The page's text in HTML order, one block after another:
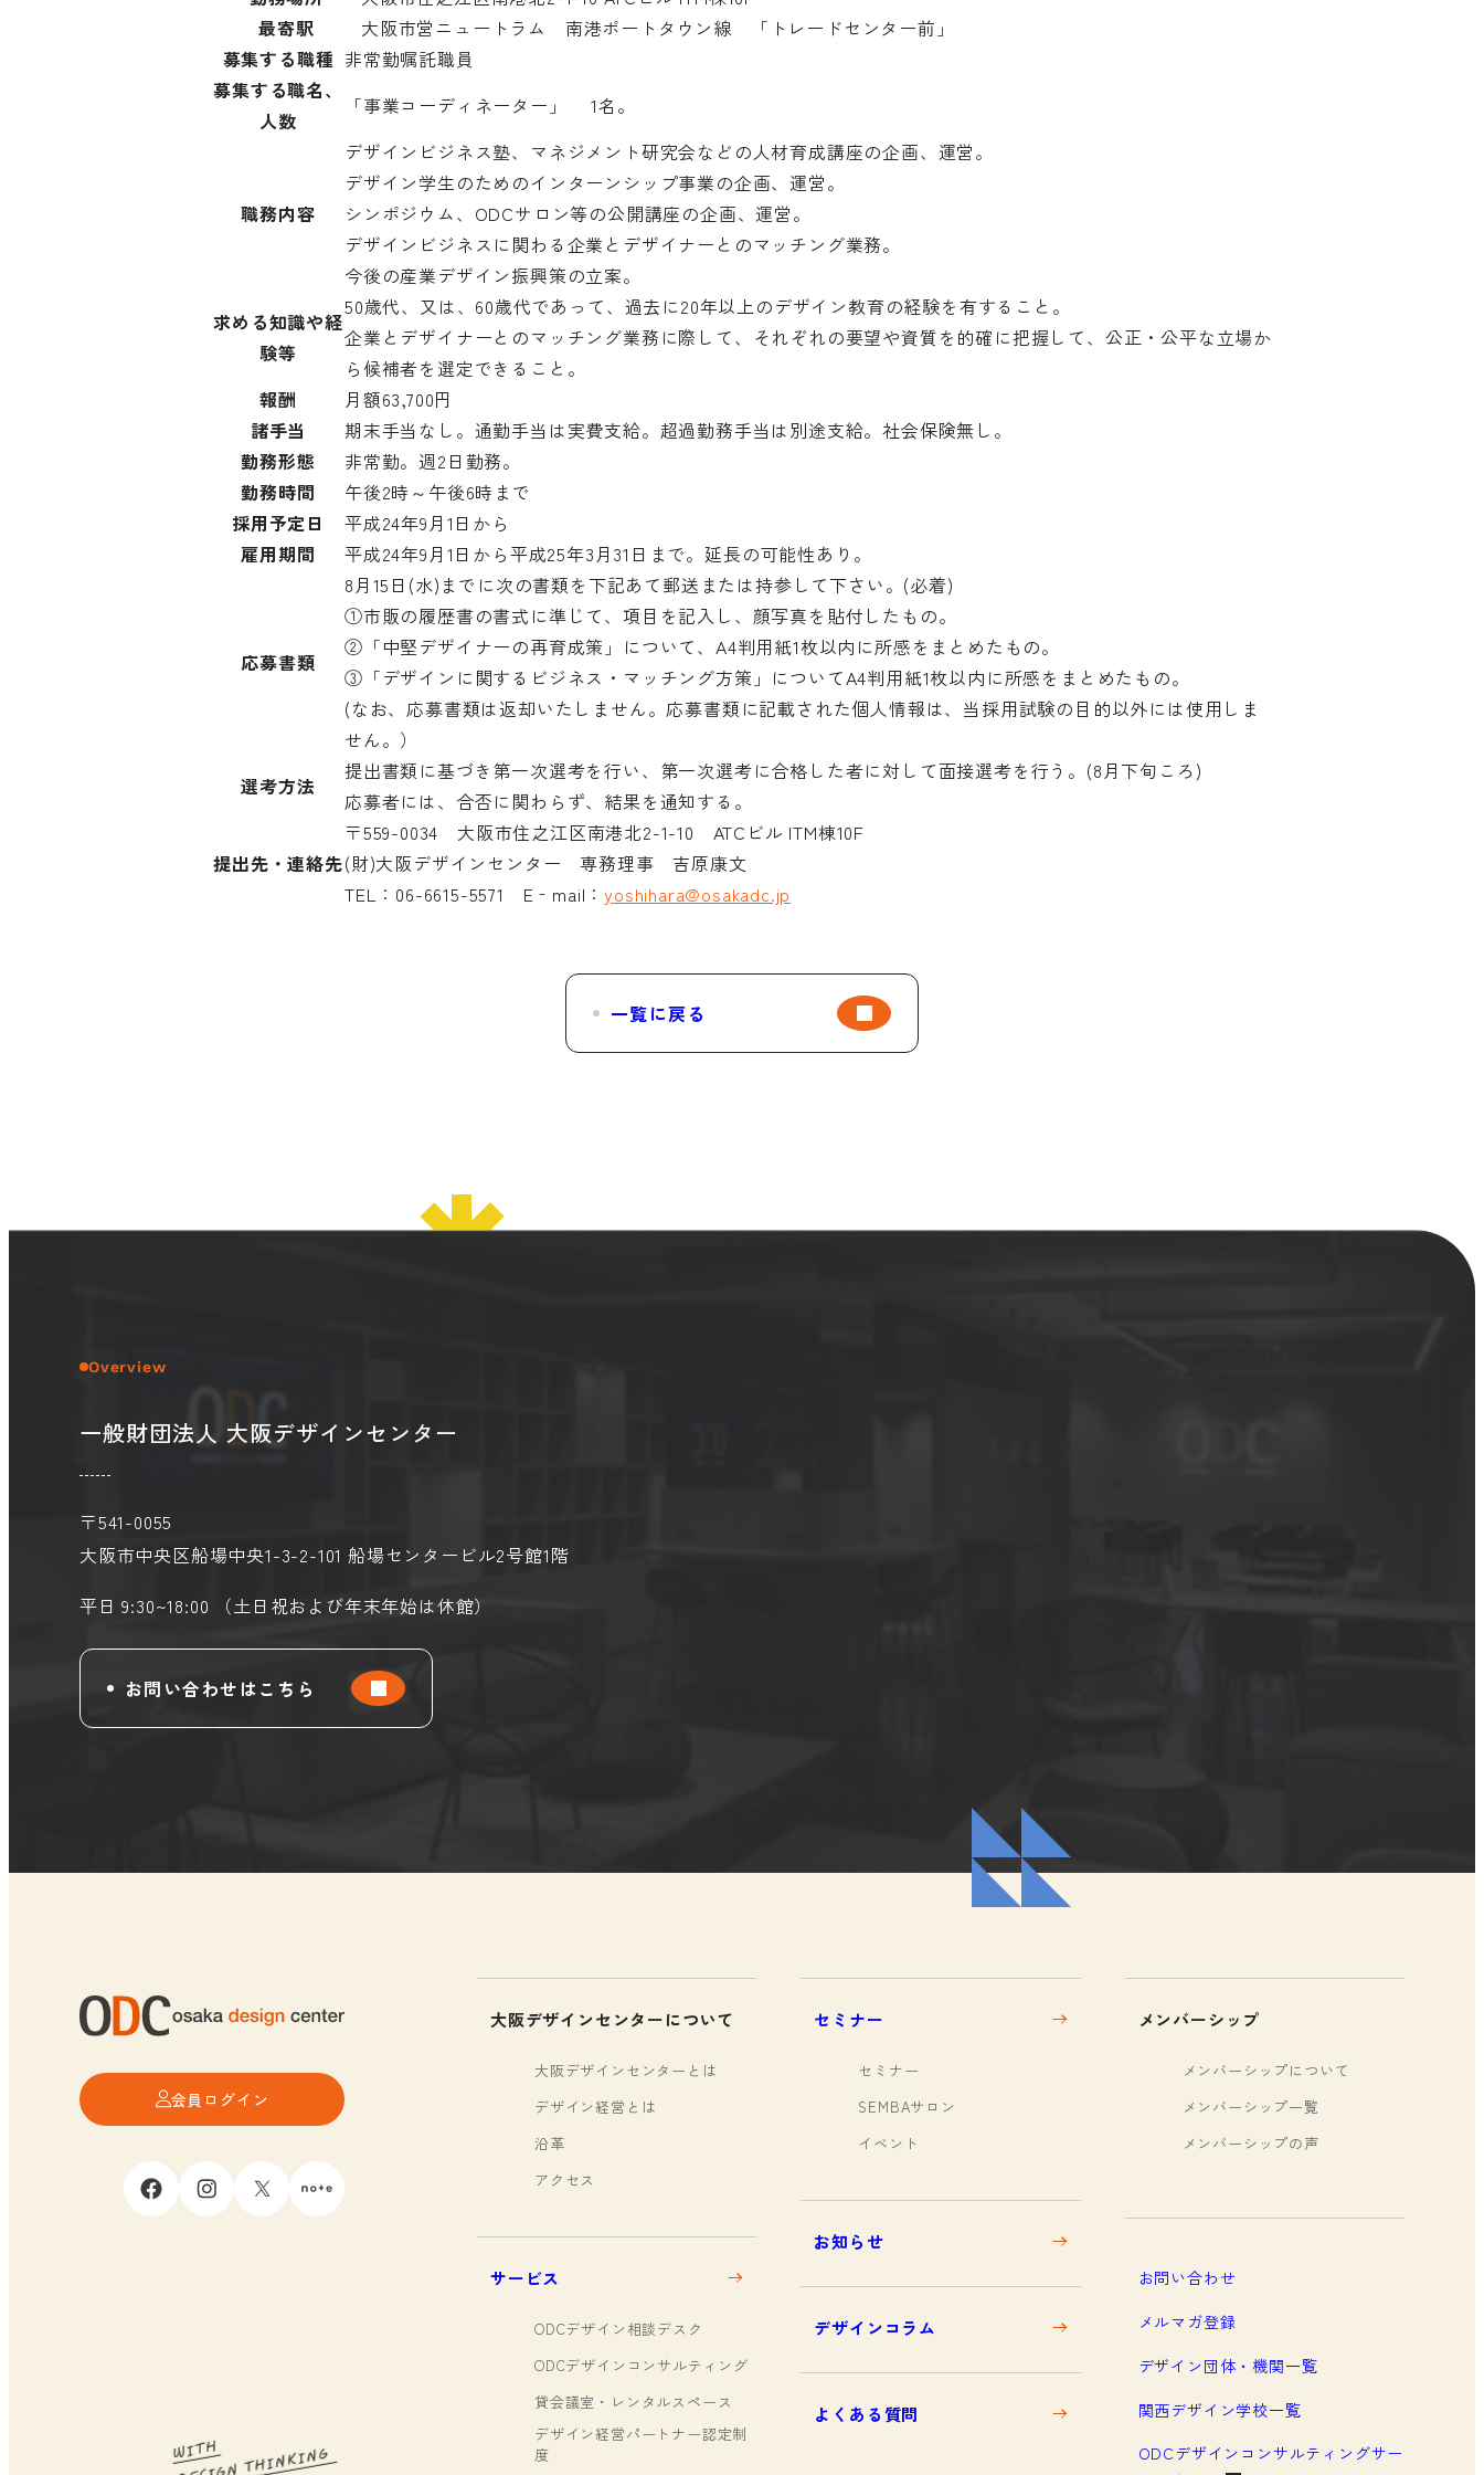
最寄駅
大阪市営ニュートラム 南港ポートタウン線 「トレードセンター前」
募集する職種 非常勤嘱託職員
募集する職名、
人数
「事業コーディネーター」 1名。
職務内容
デザインビジネス塾、マネジメント研究会などの人材育成講座の企画、運営。
デザイン学生のためのインターンシップ事業の企画、運営。
シンポジウム、ODCサロン等の公開講座の企画、運営。
デザインビジネスに関わる企業とデザイナーとのマッチング業務。
今後の産業デザイン振興策の立案。
求める知識や経
験等
50歳代、又は、60歳代であって、過去に20年以上のデザイン教育の経験を有すること。
企業とデザイナーとのマッチング業務に際して、それぞれの要望や資質を的確に把握して、公正・公平な立場か
ら候補者を選定できること。
報酬
月額63,700円
諸手当
期末手当なし。通勤手当は実費支給。超過勤務手当は別途支給。社会保険無し。
勤務形態
非常勤。週2日勤務。
勤務時間
午後2時～午後6時まで
採用予定日
平成24年9月1日から
雇用期間
平成24年9月1日から平成25年3月31日まで。延長の可能性あり。
応募書類
8月15日(水)までに次の書類を下記あて郵送または持参して下さい。(必着)
①市販の履歴書の書式に準じて、項目を記入し、顔写真を貼付したもの。
②「中堅デザイナーの再育成策」について、A4判用紙1枚以内に所感をまとめたもの。
③「デザインに関するビジネス・マッチング方策」についてA4判用紙1枚以内に所感をまとめたもの。
(なお、応募書類は返却いたしません。応募書類に記載された個人情報は、当採用試験の目的以外には使用しま
せん。）
選考方法
提出書類に基づき第一次選考を行い、第一次選考に合格した者に対して面接選考を行う。(8月下旬ころ)
応募者には、合否に関わらず、結果を通知する。
提出先・連絡先
〒559-0034 大阪市住之江区南港北2-1-10 ATCビル ITM棟10F
(財)大阪デザインセンター 専務理事 吉原康文
TEL：06-6615-5571 E‐mail：yoshihara@osakadc.jp
一覧に戻る
Overview
一般財団法人 大阪デザインセンター
〒541-0055
大阪市中央区船場中央1-3-2-101船場センタービル2号館1階
平日 9:30~18:00 （土日祝および年末年始は休館）
お問い合わせはこちら
会員ログイン
大阪デザインセンターについて
大阪デザインセンターとは
デザイン経営とは
沿革
アクセス
サービス
ODCデザイン相談デスク
ODCデザインコンサルティング
貸会議室・レンタルスペース
デザイン経営パートナー認定制
度
セミナー
セミナー
SEMBAサロン
イベント
お知らせ
デザインコラム
よくある質問
メンバーシップ
メンバーシップについて
メンバーシップ一覧
メンバーシップの声
お問い合わせ
メルマガ登録
デザイン団体・機関一覧
関西デザイン学校一覧
ODCデザインコンサルティングサー